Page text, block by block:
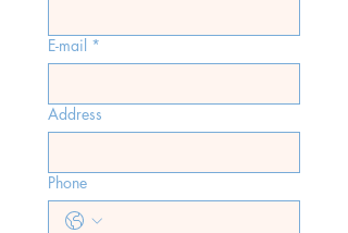
E-mail *
Address
Phone